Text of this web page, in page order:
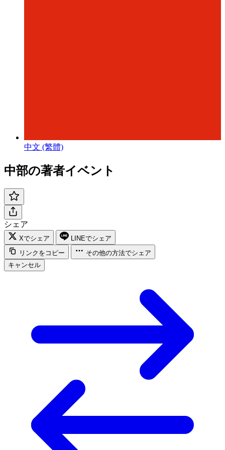
中文 (繁體)
中部の著者イベント
シェア
Xでシェア
LINEでシェア
リンクをコピー
その他の方法でシェア
キャンセル